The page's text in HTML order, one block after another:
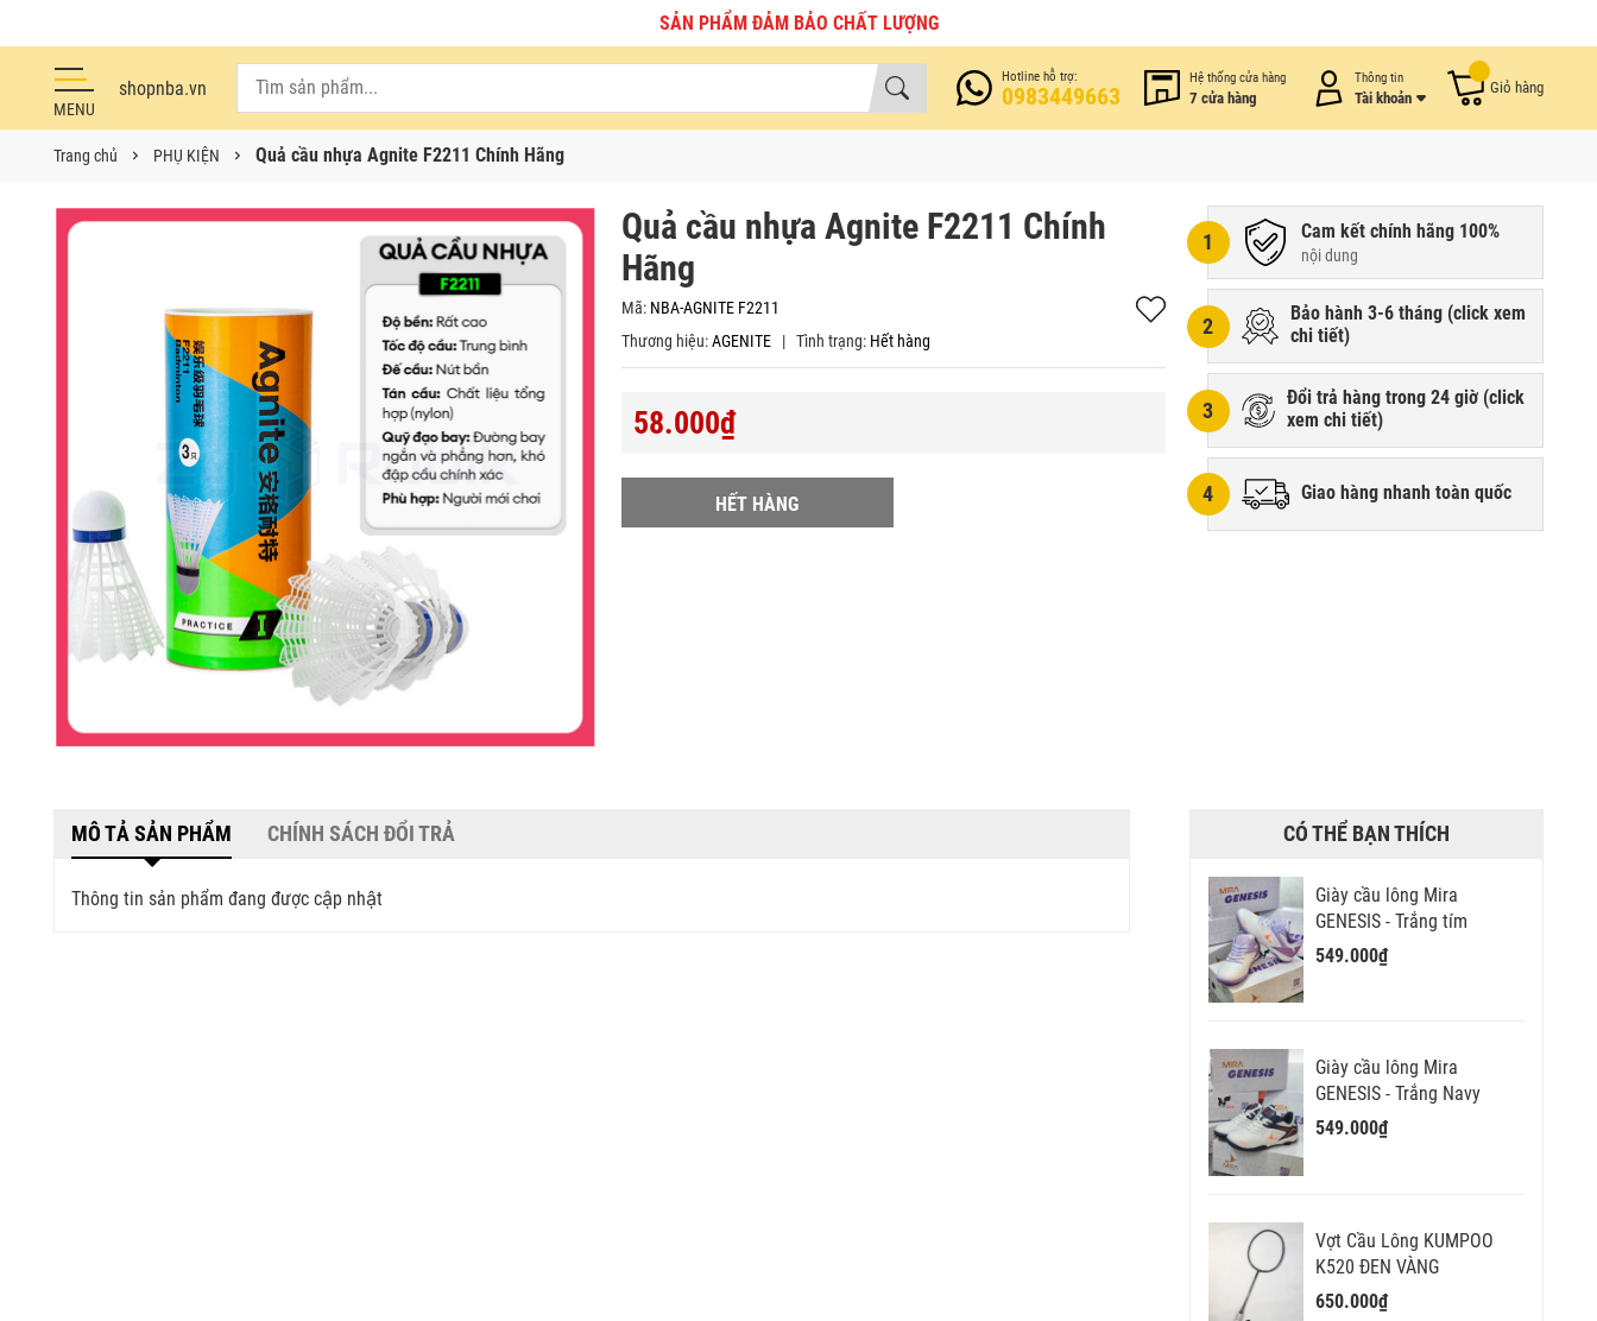
SẢN PHẨM ĐẢM BẢO CHẤT LƯỢNG
MENU
shopnba.vn Hotline hỗ trợ:
0983449663
Hệ thống cửa hàng
7 cửa hàng
Thông tin
Tài khoản
Giỏ hàng
Trang chủ PHỤ KIỆN Quả cầu nhựa Agnite F2211 Chính Hãng
Quả cầu nhựa Agnite F2211 Chính
Hãng
Mã: NBA-AGNITE F2211
Thương hiệu: AGENITE | Tình trạng: Hết hàng
58.000₫
HẾT HÀNG
1 Cam kết chính hãng 100%
nội dung
2 Bảo hành 3-6 tháng (click xem
chi tiết)
3 Đổi trả hàng trong 24 giờ (click
xem chi tiết)
4 Giao hàng nhanh toàn quốc
MÔ TẢ SẢN PHẨM CHÍNH SÁCH ĐỔI TRẢ
Thông tin sản phẩm đang được cập nhật
CÓ THỂ BẠN THÍCH
Giày cầu lông Mira
GENESIS - Trắng tím
549.000₫
Giày cầu lông Mira
GENESIS - Trắng Navy
549.000₫
Vợt Cầu Lông KUMPOO
K520 ĐEN VÀNG
650.000₫